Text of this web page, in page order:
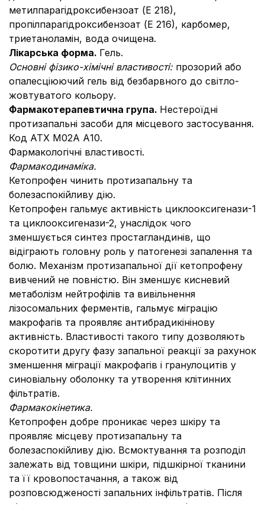
метилпарагідроксибензоат (Е 218),
пропілпарагідроксибензоат (Е 216), карбомер,
триетаноламін, вода очищена.
Лікарська форма. Гель.
Основні фізико-хімічні властивості: прозорий або
опалесціюючий гель від безбарвного до світло-
жовтуватого кольору.
Фармакотерапевтична група. Нестероїдні
протизапальні засоби для місцевого застосування.
Код АТХ М02А А10.
Фармакологічні властивості.
Фармакодинаміка.
Кетопрофен чинить протизапальну та
болезаспокійливу дію.
Кетопрофен гальмує активність циклооксигенази-1
та циклооксигенази-2, унаслідок чого
зменшується синтез простагландинів, що
відіграють головну роль у патогенезі запалення та
болю. Механізм протизапальної дії кетопрофену
вивчений не повністю. Він зменшує кисневий
метаболізм нейтрофілів та вивільнення
лізосомальних ферментів, гальмує міграцію
макрофагів та проявляє антибрадикінінову
активність. Властивості такого типу дозволяють
скоротити другу фазу запальної реакції за рахунок
зменшення міграції макрофагів і гранулоцитів у
синовіальну оболонку та утворення клітинних
фільтратів.
Фармакокінетика.
Кетопрофен добре проникає через шкіру та
проявляє місцеву протизапальну та
болезаспокійливу дію. Всмоктування та розподіл
залежать від товщини шкіри, підшкірної тканини
та її кровопостачання, а також від
розповсюдженості запальних інфільтратів. Після